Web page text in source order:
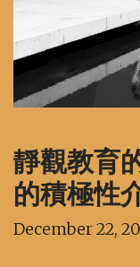
靜觀教育
的積極性
December 22,